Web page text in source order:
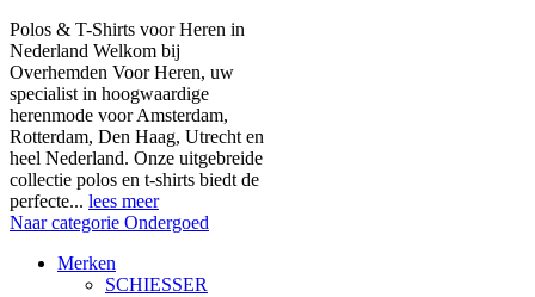
Polos & T-Shirts voor Heren in
Nederland Welkom bij
Overhemden Voor Heren, uw
specialist in hoogwaardige
herenmode voor Amsterdam,
Rotterdam, Den Haag, Utrecht en
heel Nederland. Onze uitgebreide
collectie polos en t-shirts biedt de
perfecte... lees meer
Naar categorie Ondergoed
Merken
SCHIESSER